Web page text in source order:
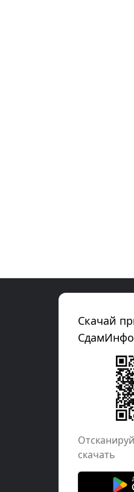
Скачай
СдамИнфо
скачать